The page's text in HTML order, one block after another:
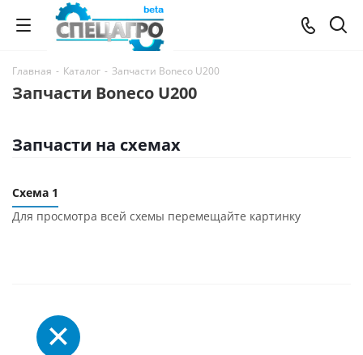
Главная - Каталог - Запчасти Boneco U200
Запчасти Boneco U200
Запчасти на схемах
Схема 1
Для просмотра всей схемы перемещайте картинку